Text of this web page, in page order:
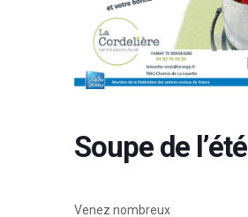
Soupe de l’été
Venez nombreux